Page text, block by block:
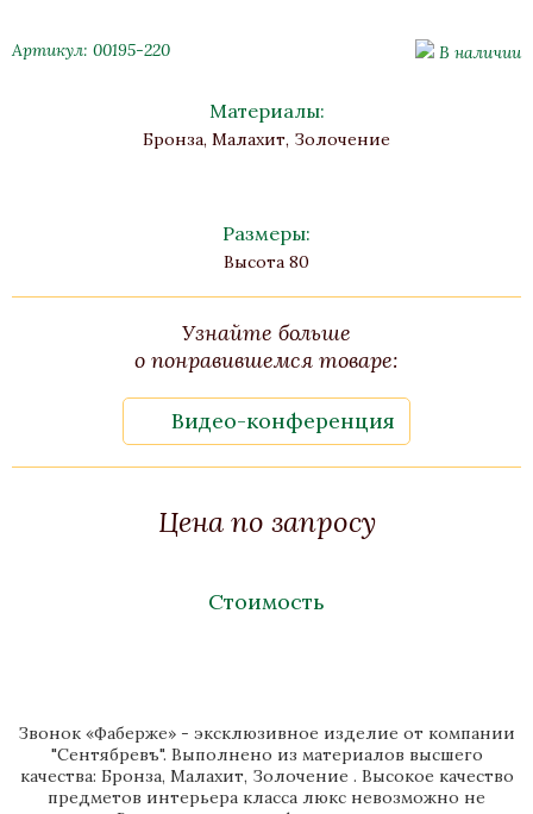
Артикул: 00195-220 В наличии
Материалы:
Бронза, Малахит, Золочение
Размеры:
Высота 80
Узнайте больше
о понравившемся товаре:
Видео-конференция
Цена по запросу
Стоимость
Звонок «Фаберже» - эксклюзивное изделие от компании
"Сентябревъ". Выполнено из материалов высшего
качества: Бронза, Малахит, Золочение . Высокое качество
предметов интерьера класса люкс невозможно не